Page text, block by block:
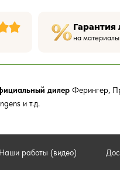
на
дилер Ферингер,
и т.д.
Наши работы (видео)